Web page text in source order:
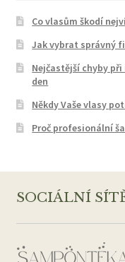
Co vlasům škodí
Jak vybrat správný
Nejčastější chyby
den
Někdy Vaše vlasy
Proč profesionální
SOCIÁLNÍ